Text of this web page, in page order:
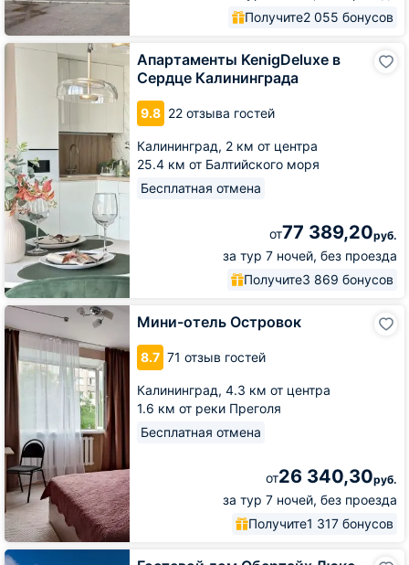
Получите2 055 бонусов
Апартаменты KenigDeluxe в
Сердце Калининграда
9.8 22 отзыва гостей
Калининград, 2 км от центра
25.4 км от Балтийского моря
Бесплатная отмена
от77 389,20руб.
за тур 7 ночей, без проезда
Получите3 869 бонусов
Апартаменты
Мини-отель Островок
8.7 71 отзыв гостей
Калининград, 4.3 км от центра
1.6 км от реки Преголя
Бесплатная отмена
от26 340,30руб.
за тур 7 ночей, без проезда
Получите1 317 бонусов
Мини-
отель
Островок
Гостевой